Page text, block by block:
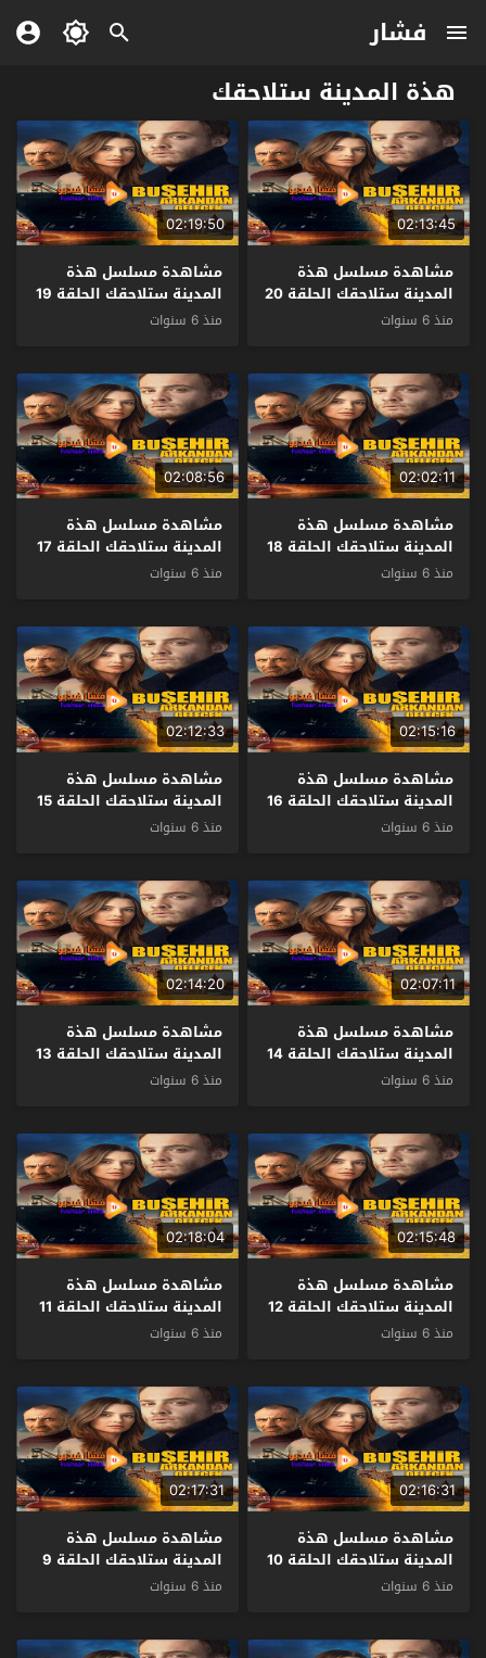
فشار
هذة المدينة ستلاحقك
02:13:45
مشاهدة مسلسل هذة
المدينة ستلاحقك الحلقة 20
مترجم – الاخيرة
منذ 6 سنوات
02:19:50
مشاهدة مسلسل هذة
المدينة ستلاحقك الحلقة 19
مترجم
منذ 6 سنوات
02:02:11
مشاهدة مسلسل هذة
المدينة ستلاحقك الحلقة 18
مترجم
منذ 6 سنوات
02:08:56
مشاهدة مسلسل هذة
المدينة ستلاحقك الحلقة 17
مترجم
منذ 6 سنوات
02:15:16
مشاهدة مسلسل هذة
المدينة ستلاحقك الحلقة 16
مترجم
منذ 6 سنوات
02:12:33
مشاهدة مسلسل هذة
المدينة ستلاحقك الحلقة 15
مترجم
منذ 6 سنوات
02:07:11
مشاهدة مسلسل هذة
المدينة ستلاحقك الحلقة 14
مترجم
منذ 6 سنوات
02:14:20
مشاهدة مسلسل هذة
المدينة ستلاحقك الحلقة 13
مترجم
منذ 6 سنوات
02:15:48
مشاهدة مسلسل هذة
المدينة ستلاحقك الحلقة 12
مترجم
منذ 6 سنوات
02:18:04
مشاهدة مسلسل هذة
المدينة ستلاحقك الحلقة 11
مترجم
منذ 6 سنوات
02:16:31
مشاهدة مسلسل هذة
المدينة ستلاحقك الحلقة 10
مترجم
منذ 6 سنوات
02:17:31
مشاهدة مسلسل هذة
المدينة ستلاحقك الحلقة 9
مترجم
منذ 6 سنوات